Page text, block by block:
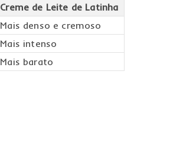
Creme de Leite de Latinha
Mais denso e cremoso
Mais intenso
Mais barato